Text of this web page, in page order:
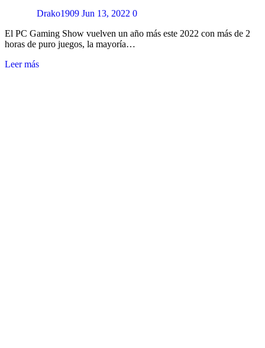
Drako1909 Jun 13, 2022 0
El PC Gaming Show vuelven un año más este 2022 con más de 2
horas de puro juegos, la mayoría…
Leer más